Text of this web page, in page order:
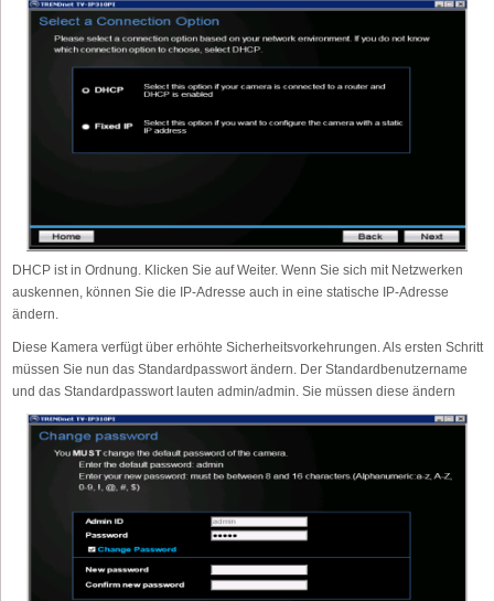
DHCP ist in Ordnung. Klicken Sie auf Weiter. Wenn Sie sich mit Netzwerken
auskennen, können Sie die IP-Adresse auch in eine statische IP-Adresse
ändern.
Diese Kamera verfügt über erhöhte Sicherheitsvorkehrungen. Als ersten Schritt
müssen Sie nun das Standardpasswort ändern. Der Standardbenutzername
und das Standardpasswort lauten admin/admin. Sie müssen diese ändern